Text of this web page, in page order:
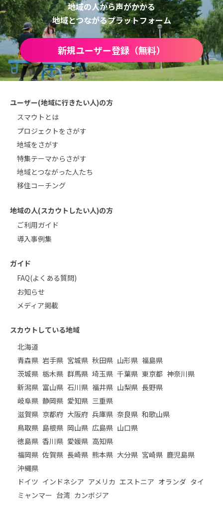
地域の人から声がかかる
地域とつながるプラットフォーム
新規ユーザー登録（無料）
ユーザー(地域に行きたい人)の方
スマウトとは
プロジェクトをさがす
地域をさがす
特集テーマからさがす
地域とつながった人たち
移住コーチング
地域の人(スカウトしたい人)の方
ご利用ガイド
導入事例集
ガイド
FAQ(よくある質問)
お知らせ
メディア掲載
スカウトしている地域
北海道
青森県 岩手県 宮城県 秋田県 山形県 福島県
茨城県 栃木県 群馬県 埼玉県 千葉県 東京都 神奈川県
新潟県 富山県 石川県 福井県 山梨県 長野県
岐阜県 静岡県 愛知県 三重県
滋賀県 京都府 大阪府 兵庫県 奈良県 和歌山県
鳥取県 島根県 岡山県 広島県 山口県
徳島県 香川県 愛媛県 高知県
福岡県 佐賀県 長崎県 熊本県 大分県 宮崎県 鹿児島県
沖縄県
ドイツ インドネシア アメリカ エストニア オランダ タイ
ミャンマー 台湾 カンボジア